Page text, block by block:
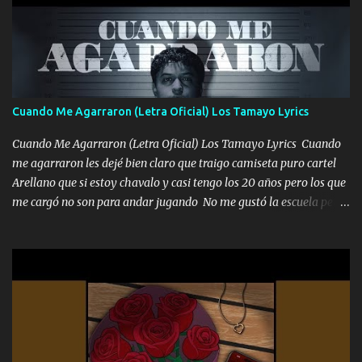
coronamos Se jala los marciales Y sus guitarras ya van sonando
Un gallardo me prendo Para agarrar el vuelo y la mente y
tranquilizando Tomense un buen trago Y así es como empezamos
los versos que voy cantando (Music) A vido alta y bajas La carreta
se atora Pero nunca le aflojamos Ya me han pasado cosas Y
aunque ustedes no sepan Pero la vida es muy corta Hay que
echarle chingazos Y seguir trabajando porque nada es...
Cuando Me Agarraron (Letra Oficial) Los Tamayo Lyrics
Cuando Me Agarraron (Letra Oficial) Los Tamayo Lyrics Cuando
me agarraron les dejé bien claro que traigo camiseta puro cartel
Arellano que si estoy chavalo y casi tengo los 20 años pero los que
me cargó no son para andar jugando No me gustó la escuela pero
Yo Soy El De Las Pacas Sobrino Del Brazo Armad0 Con mi Glock
fajado y mi R terciado me van a ver allá por TJ para un licenciado
mando un abrazo andamos al cien Choritas también Música
Ando en la colonia bien acelerado traigo un M2 que nunca me ha
fallado para mi compadre mandó un fuerte abrazo también al